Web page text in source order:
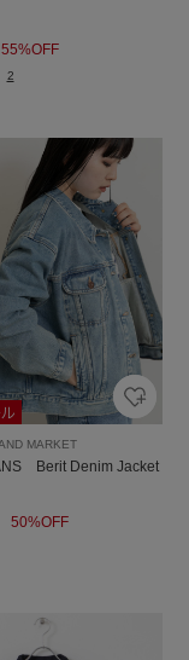
2
MARKET
Berit Denim Jacket